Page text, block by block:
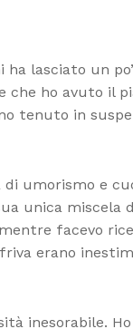
lasciato un po’
che ho avuto il
tenuto in
umorismo e
unica miscela
facevo
erano
inesorabile.